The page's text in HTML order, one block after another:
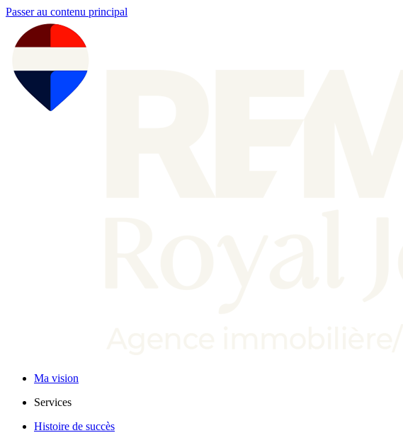
Passer au contenu principal
Ma vision
Services
Histoire de succès